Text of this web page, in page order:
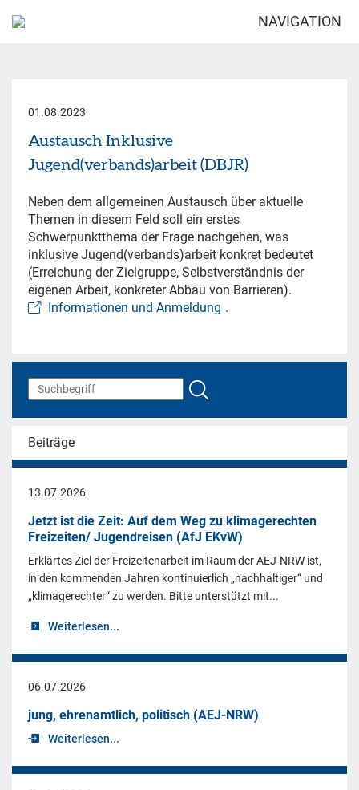
NAVIGATION
01.08.2023
Austausch Inklusive
Jugend(verbands)arbeit (DBJR)
Neben dem allgemeinen Austausch über aktuelle
Themen in diesem Feld soll ein erstes
Schwerpunktthema der Frage nachgehen, was
inklusive Jugend(verbands)arbeit konkret bedeutet
(Erreichung der Zielgruppe, Selbstverständnis der
eigenen Arbeit, konkreter Abbau von Barrieren).
Informationen und Anmeldung .
Beiträge
13.07.2026
Jetzt ist die Zeit: Auf dem Weg zu klimagerechten
Freizeiten/ Jugendreisen (AfJ EKvW)
Erklärtes Ziel der Freizeitenarbeit im Raum der AEJ-NRW ist,
in den kommenden Jahren kontinuierlich „nachhaltiger“ und
„klimagerechter“ zu werden. Bitte unterstützt mit...
Weiterlesen...
06.07.2026
jung, ehrenamtlich, politisch (AEJ-NRW)
Weiterlesen...